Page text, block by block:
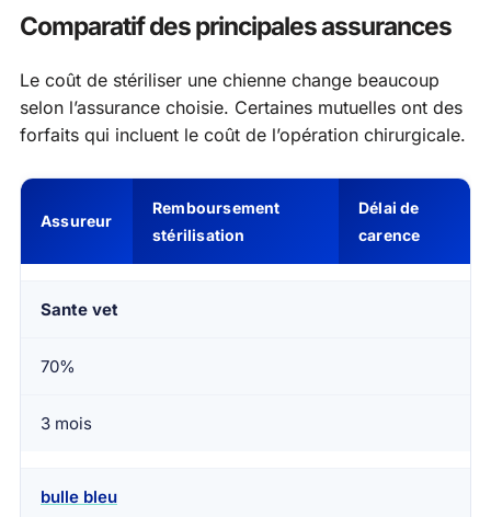
Comparatif des principales assurances
Le coût de stériliser une chienne change beaucoup
selon l’assurance choisie. Certaines mutuelles ont des
forfaits qui incluent le coût de l’opération chirurgicale.
Assureur
Remboursement
stérilisation
Délai de
carence
Sante vet
70%
3 mois
bulle bleu